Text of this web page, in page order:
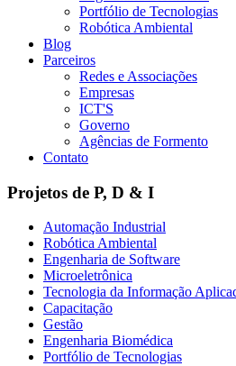
Portfólio de Tecnologias
Robótica Ambiental
Blog
Parceiros
Redes e Associações
Empresas
ICT'S
Governo
Agências de Formento
Contato
Projetos de P, D & I
Automação Industrial
Robótica Ambiental
Engenharia de Software
Microeletrônica
Tecnologia da Informação
Capacitação
Gestão
Engenharia Biomédica
Portfólio de Tecnologias